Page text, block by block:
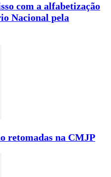
com a alfabetização
Nacional pela
retomadas na CMJP